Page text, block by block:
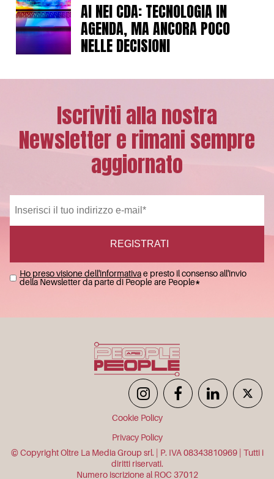
AI NEI CDA: TECNOLOGIA IN
AGENDA, MA ANCORA POCO
NELLE DECISIONI
Iscriviti alla nostra
Newsletter e rimani sempre
aggiornato
Ho preso visione dell'informativae presto il consenso all'invio
della Newsletter da parte di People are People*
Cookie Policy
Privacy Policy
© Copyright Oltre La Media Group srl. | P. IVA 08343810969 | Tutti i
diritti riservati.
Numero iscrizione al ROC 37012